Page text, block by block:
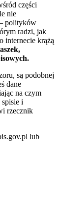
części
nie
polityków
radzi, jak
internecie krążą
są podobnej
dane
na czym
i
rzecznik
lub